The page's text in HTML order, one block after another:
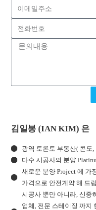
김일봉 (IAN KIM) 은
광역 토론토 부동산( 콘도
다수 시공사의 분양
새로운 분양 Project 에 가
가격으로 안전계약 해 드
시공사 뿐만 아니라, 신중
업체, 전문 스테이징 까지